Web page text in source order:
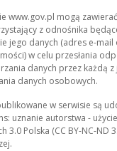
www.gov.pl mogą
z odnośnika
jego danych (adres e-
w celu przesłania
danych przez każdą
danych osobowych.
w serwisie są
uznanie autorstwa -
3.0 Polska (CC BY-NC-ND